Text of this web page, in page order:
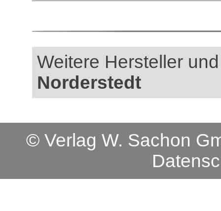
Weitere Hersteller
Norderstedt
© Verlag W. Sachon